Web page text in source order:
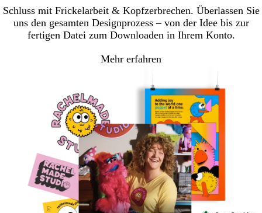
Schluss mit Frickelarbeit & Kopfzerbrechen. Überlassen Sie
uns den gesamten Designprozess – von der Idee bis zur
fertigen Datei zum Downloaden in Ihrem Konto.
Mehr erfahren